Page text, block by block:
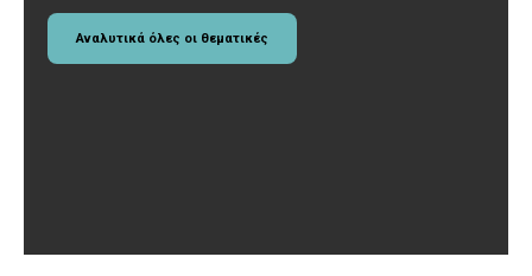
Αναλυτικά όλες οι θεματικές